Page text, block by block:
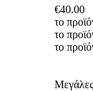
€40.00
το
το
το